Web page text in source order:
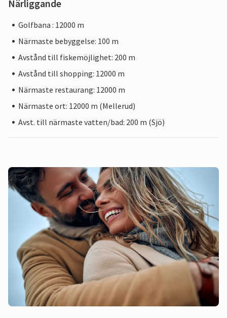
Närliggande
Golfbana : 12000 m
Närmaste bebyggelse: 100 m
Avstånd till fiskemöjlighet: 200 m
Avstånd till shopping: 12000 m
Närmaste restaurang: 12000 m
Närmaste ort: 12000 m (Mellerud)
Avst. till närmaste vatten/bad: 200 m (Sjö)